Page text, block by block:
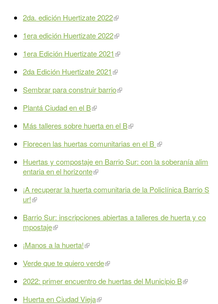
2da. edición Huertizate 2022
1era edición Huertizate 2022
1era Edición Huertizate 2021
2da Edición Huertizate 2021
Sembrar para construir barrio
Plantá Ciudad en el B
Más talleres sobre huerta en el B
Florecen las huertas comunitarias en el B
Huertas y compostaje en Barrio Sur: con la soberanía alim
entaria en el horizonte
¡A recuperar la huerta comunitaria de la Policlínica Barrio S
ur!
Barrio Sur: inscripciones abiertas a talleres de huerta y co
mpostaje
¡Manos a la huerta!
Verde que te quiero verde
2022: primer encuentro de huertas del Municipio B
Huerta en Ciudad Vieja